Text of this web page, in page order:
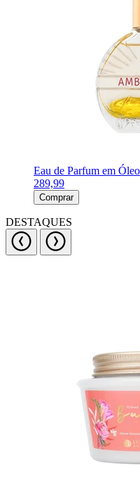
Eau de Parfum em
289,99
Comprar
DESTAQUES